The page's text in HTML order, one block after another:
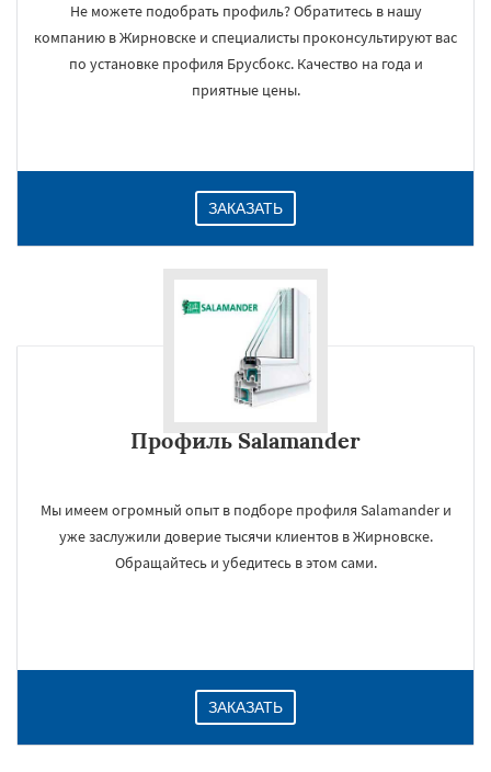
Не можете подобрать профиль? Обратитесь в нашу
компанию в Жирновске и специалисты проконсультируют вас
по установке профиля Брусбокс. Качество на года и
приятные цены.
ЗАКАЗАТЬ
Профиль Salamander
Мы имеем огромный опыт в подборе профиля Salamander и
уже заслужили доверие тысячи клиентов в Жирновске.
Обращайтесь и убедитесь в этом сами.
ЗАКАЗАТЬ